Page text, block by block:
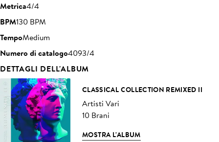
Metrica4/4
BPM130 BPM
TempoMedium
Numero di catalogo4093/4
DETTAGLI DELL'ALBUM
CLASSICAL COLLECTION REMIXED II
Artisti Vari
10 Brani
MOSTRA L'ALBUM